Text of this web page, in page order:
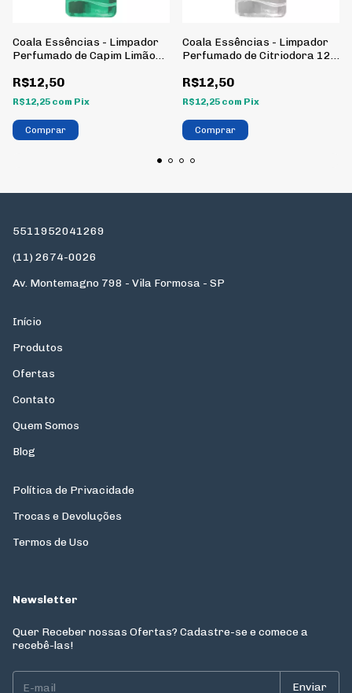
Coala Essências - Limpador
Perfumado de Capim Limão
R$12,50
R$12,25 com Pix
Coala Essências - Limpador
Perfumado de Citriodora 120
R$12,50
R$12,25 com Pix
5511952041269
(11) 2674-0026
Av. Montemagno 798 - Vila Formosa - SP
Início
Produtos
Ofertas
Contato
Quem Somos
Blog
Política de Privacidade
Trocas e Devoluções
Termos de Uso
Newsletter
Quer Receber nossas Ofertas? Cadastre-se e comece a
recebê-las!